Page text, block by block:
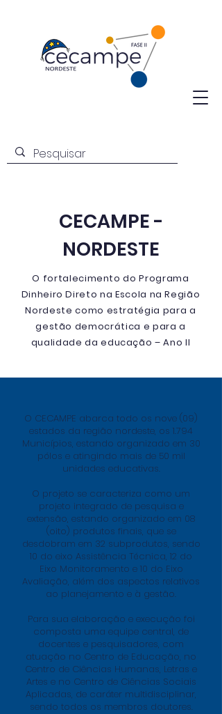
CECAMPE -
NORDESTE
O fortalecimento do Programa
Dinheiro Direto na Escola na Região
Nordeste como estratégia para a
gestão democrática e para a
qualidade da educação – Ano II
O CECAMPE abarca todo os nove (09)
estados da região nordeste, os 1.794
Municípios, estando organizado em 30
pólos e atingindo mais de 50 mil
unidades educativas.
O projeto se caracteriza como um
projeto integrado de pesquisa e
extensão, estando organizado em 08
(oito) produtos finais, que se
desdobram em 32 subprodutos, sendo
10 do eixo Assistência Técnica, 12 do
Eixo Monitoramento e 10 do Eixo
Avaliação, além dos aspectos relativos
ao planejamento e à gestão.
Para sua elaboração e execução foi
composta uma equipe central, de
docentes e pesquisadores, com
atuação no Centro de Educação, no
Centro de Ciências Humanas, Letras e
Artes e no Centro de Ciências Sociais
Aplicadas, de caráter multidisciplinar,
sendo todos os membros doutores.